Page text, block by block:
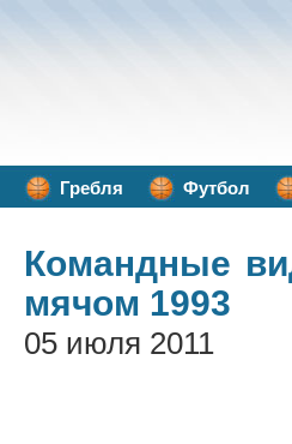
Гребля Футбол
Командные
мячом 1993
05 июля 2011